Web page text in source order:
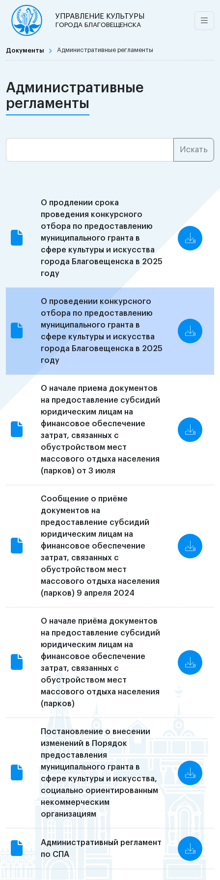
УПРАВЛЕНИЕ КУЛЬТУРЫ
ГОРОДА БЛАГОВЕЩЕНСКА
Документы Административные регламенты
Административные
регламенты
О продлении срока
проведения конкурсного
отбора по предоставлению
муниципального гранта в
сфере культуры и искусства
города Благовещенска в 2025
году
О проведении конкурсного
отбора по предоставлению
муниципального гранта в
сфере культуры и искусства
города Благовещенска в 2025
году
О начале приема документов
на предоставление субсидий
юридическим лицам на
финансовое обеспечение
затрат, связанных с
обустройством мест
массового отдыха населения
(парков) от 3 июля
Сообщение о приёме
документов на
предоставление субсидий
юридическим лицам на
финансовое обеспечение
затрат, связанных с
обустройством мест
массового отдыха населения
(парков) 9 апреля 2024
О начале приёма документов
на предоставление субсидий
юридическим лицам на
финансовое обеспечение
затрат, связанных с
обустройством мест
массового отдыха населения
(парков)
Постановление о внесении
изменений в Порядок
предоставления
муниципального гранта в
сфере культуры и искусства,
социально ориентированным
некоммерческим
организациям
Административный регламент
по СПА